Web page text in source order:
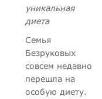
уникальная
диета
Семья
Безруковых
совсем недавно
перешла на
особую диету.